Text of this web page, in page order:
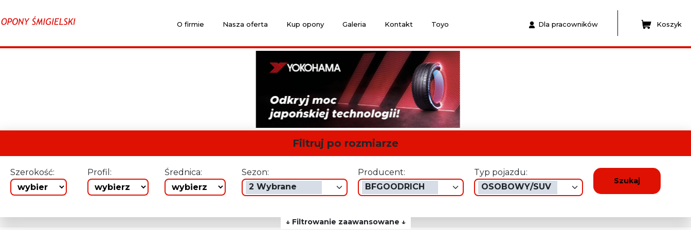
O firmie Nasza oferta Kup opony Galeria Kontakt Toyo Dla pracowników Koszyk
Filtruj po rozmiarze
Szerokość: Profil: Średnica:
Sezon:
2 Wybrane
Producent:
BFGOODRICH
Typ pojazdu:
OSOBOWY/SUV
Szukaj
↓ Filtrowanie zaawansowane ↓